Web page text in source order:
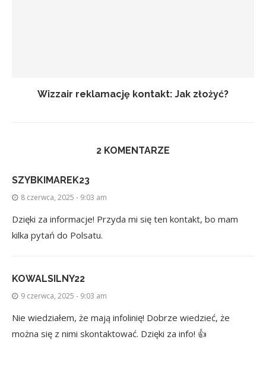
Wizzair reklamację kontakt: Jak złożyć?
2 KOMENTARZE
SZYBKIMAREK23
8 czerwca, 2025 - 9:03 am
Dzięki za informacje! Przyda mi się ten kontakt, bo mam
kilka pytań do Polsatu.
KOWALSILNY22
9 czerwca, 2025 - 9:03 am
Nie wiedziałem, że mają infolinię! Dobrze wiedzieć, że
można się z nimi skontaktować. Dzięki za info! 👍